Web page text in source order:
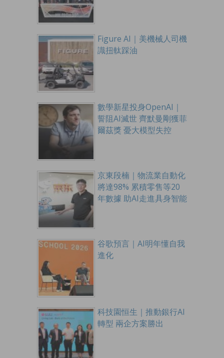
Figure AI｜美機械人司機
識扭軚踩油
數學新星投身OpenAI｜
誓阻AI滅世 齊默曼剛獲菲
爾茲獎 憂大模型失控
京東段楠｜物流業自動化
將達98% 累積零售等20
年數據 助AI走進具身智能
谷歌預言｜AI明年懂自我
進化
科技園恒生｜推動銀行AI
轉型 兩企方案勝出